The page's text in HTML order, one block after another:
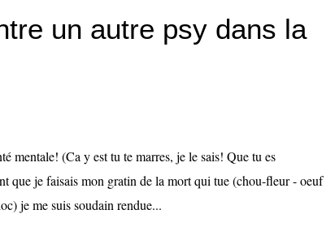
un autre psy dans la
mentale! (Ca y est tu te marres, je le sais! Que tu es
que je faisais mon gratin de la mort qui tue (chou-fleur - oeuf
je me suis soudain rendue...